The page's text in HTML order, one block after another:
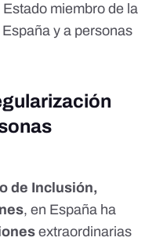
miembro de la
y a personas
de Inclusión,
, en España ha
extraordinarias